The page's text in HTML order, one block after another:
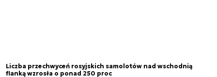
Liczba przechwyceń rosyjskich samolotów nad wschodnią
flanką wzrosła o ponad 250 proc